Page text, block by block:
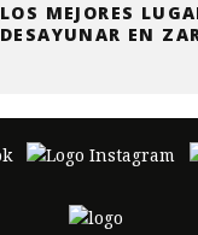
LOS MEJORES
DESAYUNAR EN